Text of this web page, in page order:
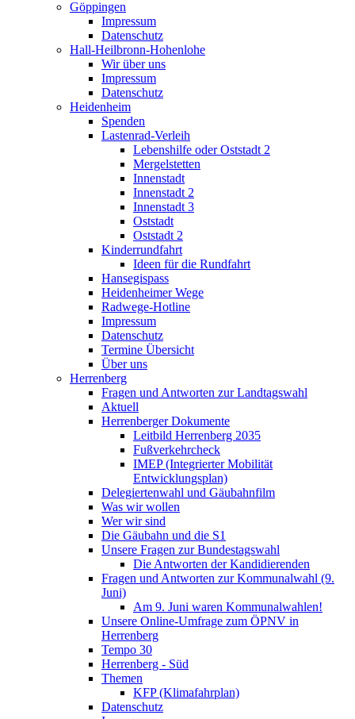
Göppingen
Impressum
Datenschutz
Hall-Heilbronn-Hohenlohe
Wir über uns
Impressum
Datenschutz
Heidenheim
Spenden
Lastenrad-Verleih
Lebenshilfe oder Oststadt 2
Mergelstetten
Innenstadt
Innenstadt 2
Innenstadt 3
Oststadt
Oststadt 2
Kinderrundfahrt
Ideen für die Rundfahrt
Hansegispass
Heidenheimer Wege
Radwege-Hotline
Impressum
Datenschutz
Termine Übersicht
Über uns
Herrenberg
Fragen und Antworten zur Landtagswahl
Aktuell
Herrenberger Dokumente
Leitbild Herrenberg 2035
Fußverkehrcheck
IMEP (Integrierter Mobilität
Entwicklungsplan)
Delegiertenwahl und Gäubahnfilm
Was wir wollen
Wer wir sind
Die Gäubahn und die S1
Unsere Fragen zur Bundestagswahl
Die Antworten der Kandidierenden
Fragen und Antworten zur Kommunalwahl (9.
Juni)
Am 9. Juni waren Kommunalwahlen!
Unsere Online-Umfrage zum ÖPNV in
Herrenberg
Tempo 30
Herrenberg - Süd
Themen
KFP (Klimafahrplan)
Datenschutz